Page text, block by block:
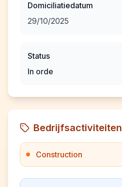
Domiciliatiedatum
29/10/2025
Status
In orde
Bedrijfsactiviteiten
Construction